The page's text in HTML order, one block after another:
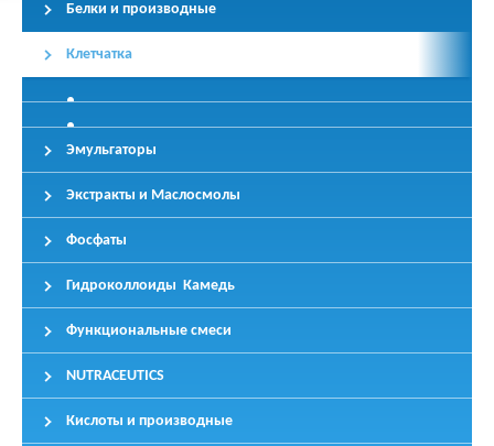
Белки и производные
Клетчатка
Эмульгаторы
Экстракты и Маслосмолы
Фосфаты
Гидроколлоиды Камедь
Функциональные смеси
NUTRACEUTICS
Кислоты и производные